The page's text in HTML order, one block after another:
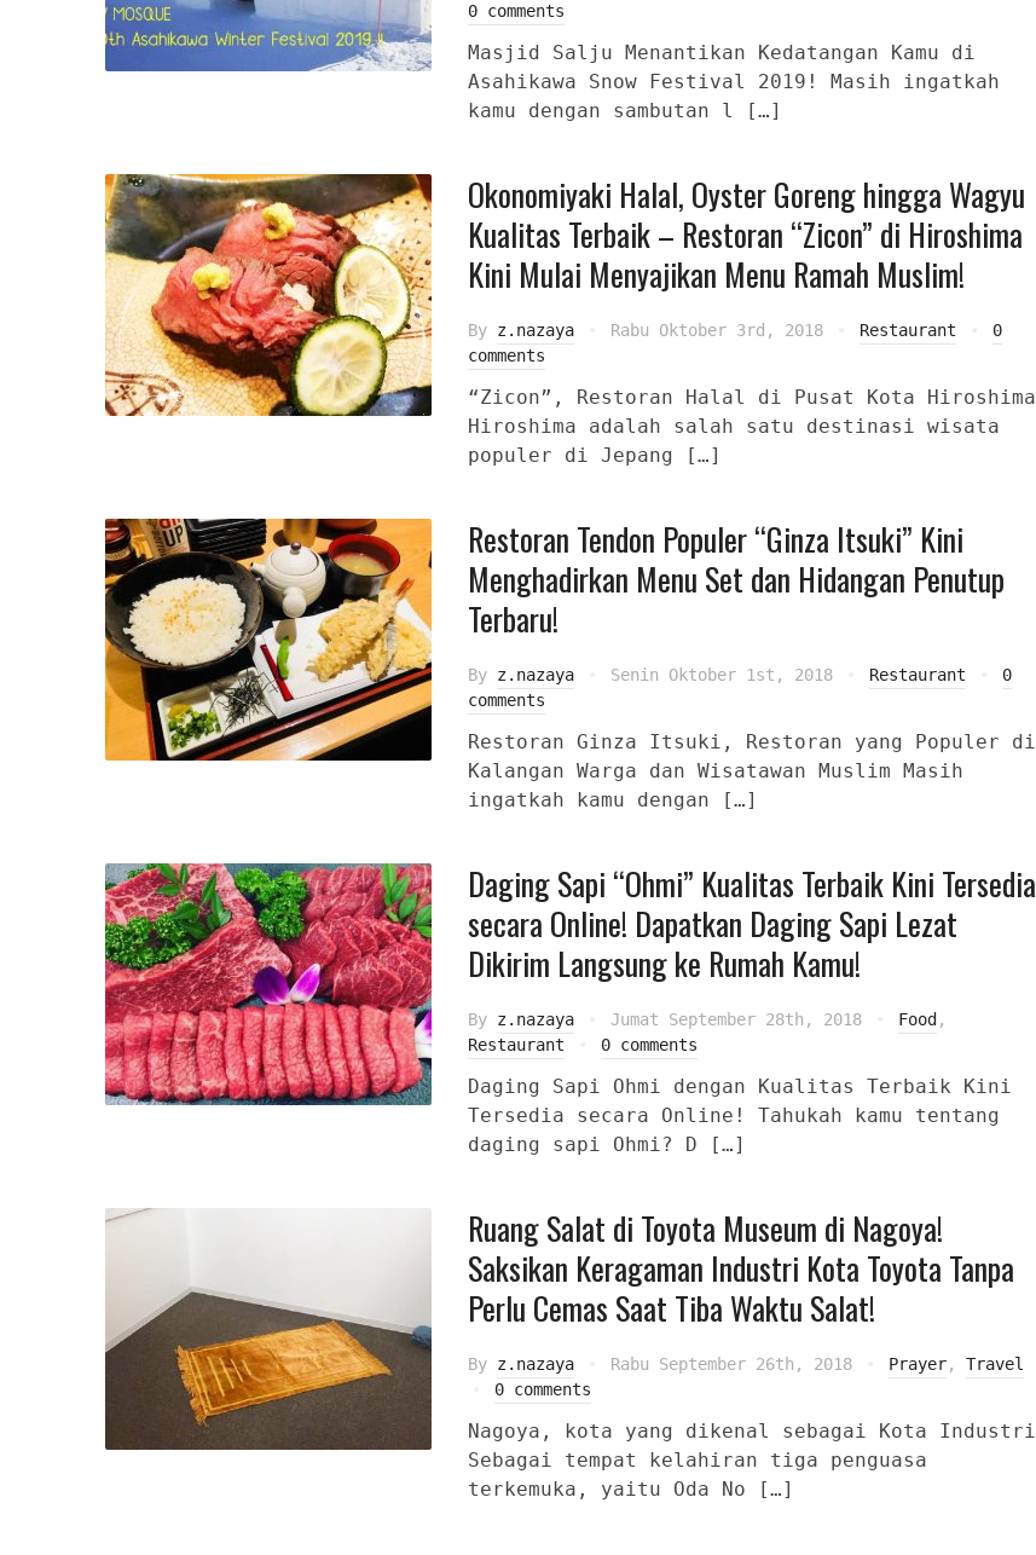
0 comments
Masjid Salju Menantikan Kedatangan Kamu di
Asahikawa Snow Festival 2019! Masih ingatkah
kamu dengan sambutan l […]
Okonomiyaki Halal, Oyster Goreng hingga Wagyu
Kualitas Terbaik – Restoran “Zicon” di Hiroshima
Kini Mulai Menyajikan Menu Ramah Muslim!
By z.nazaya Rabu Oktober 3rd, 2018 Restaurant
0
comments
“Zicon”, Restoran Halal di Pusat Kota Hiroshima
Hiroshima adalah salah satu destinasi wisata
populer di Jepang […]
Restoran Tendon Populer “Ginza Itsuki” Kini
Menghadirkan Menu Set dan Hidangan Penutup
Terbaru!
By z.nazaya Senin Oktober 1st, 2018 Restaurant
0
comments
Restoran Ginza Itsuki, Restoran yang Populer di
Kalangan Warga dan Wisatawan Muslim Masih
ingatkah kamu dengan […]
Daging Sapi “Ohmi” Kualitas Terbaik Kini Tersedia
secara Online! Dapatkan Daging Sapi Lezat
Dikirim Langsung ke Rumah Kamu!
By z.nazaya Jumat September 28th, 2018 Food ,
Restaurant
0 comments
Daging Sapi Ohmi dengan Kualitas Terbaik Kini
Tersedia secara Online! Tahukah kamu tentang
daging sapi Ohmi? D […]
Ruang Salat di Toyota Museum di Nagoya!
Saksikan Keragaman Industri Kota Toyota Tanpa
Perlu Cemas Saat Tiba Waktu Salat!
By z.nazaya Rabu September 26th, 2018 Prayer, Travel
0 comments
Nagoya, kota yang dikenal sebagai Kota Industri
Sebagai tempat kelahiran tiga penguasa
terkemuka, yaitu Oda No […]